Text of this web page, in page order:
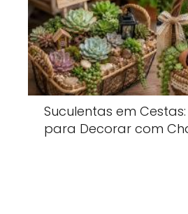
Suculentas em
para Decorar com